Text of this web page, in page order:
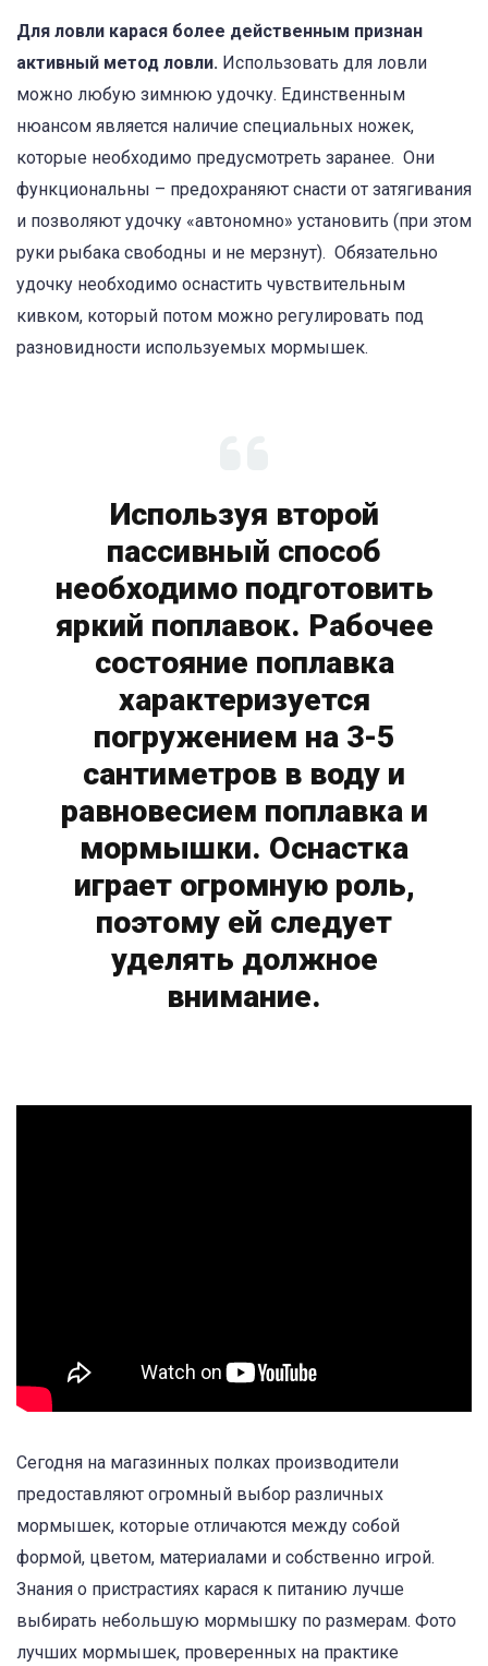
Для ловли карася более действенным признан
активный метод ловли. Использовать для ловли
можно любую зимнюю удочку. Единственным
нюансом является наличие специальных ножек,
которые необходимо предусмотреть заранее. Они
функциональны – предохраняют снасти от затягивания
и позволяют удочку «автономно» установить (при этом
руки рыбака свободны и не мерзнут). Обязательно
удочку необходимо оснастить чувствительным
кивком, который потом можно регулировать под
разновидности используемых мормышек.
Используя второй
пассивный способ
необходимо подготовить
яркий поплавок. Рабочее
состояние поплавка
характеризуется
погружением на 3-5
сантиметров в воду и
равновесием поплавка и
мормышки. Оснастка
играет огромную роль,
поэтому ей следует
уделять должное
внимание.
Сегодня на магазинных полках производители
предоставляют огромный выбор различных
мормышек, которые отличаются между собой
формой, цветом, материалами и собственно игрой.
Знания о пристрастиях карася к питанию лучше
выбирать небольшую мормышку по размерам. Фото
лучших мормышек, проверенных на практике